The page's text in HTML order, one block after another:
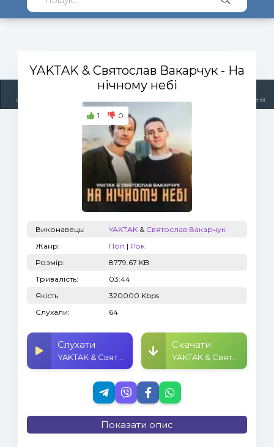
Жанри Плейлист (0)
YAKTAK & Святослав Вакарчук - На
нічному небі
1 0
Виконавець: YAKTAK & Святослав Вакарчук
Жанр:
Поп | Рок
Розмір:
8779.67 KB
Тривалість:
03:44
Якість:
320000 Kbps
Слухали:
64
Слухати Скачати
Показати опис